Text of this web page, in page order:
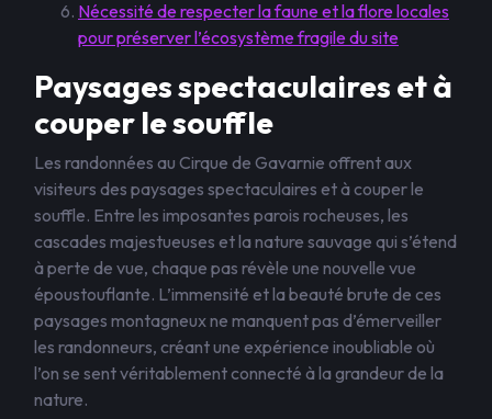
Nécessité de respecter la faune et la flore locales
pour préserver l’écosystème fragile du site
Paysages spectaculaires et à
couper le souffle
Les randonnées au Cirque de Gavarnie offrent aux
visiteurs des paysages spectaculaires et à couper le
souffle. Entre les imposantes parois rocheuses, les
cascades majestueuses et la nature sauvage qui s’étend
à perte de vue, chaque pas révèle une nouvelle vue
époustouflante. L’immensité et la beauté brute de ces
paysages montagneux ne manquent pas d’émerveiller
les randonneurs, créant une expérience inoubliable où
l’on se sent véritablement connecté à la grandeur de la
nature.